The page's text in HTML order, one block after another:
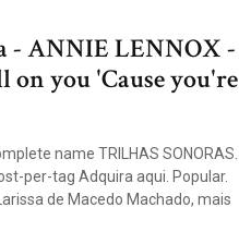
- ANNIE LENNOX -
on you 'Cause you're
name TRILHAS SONORAS.
per-tag Adquira aqui. Popular.
de Macedo Machado, mais